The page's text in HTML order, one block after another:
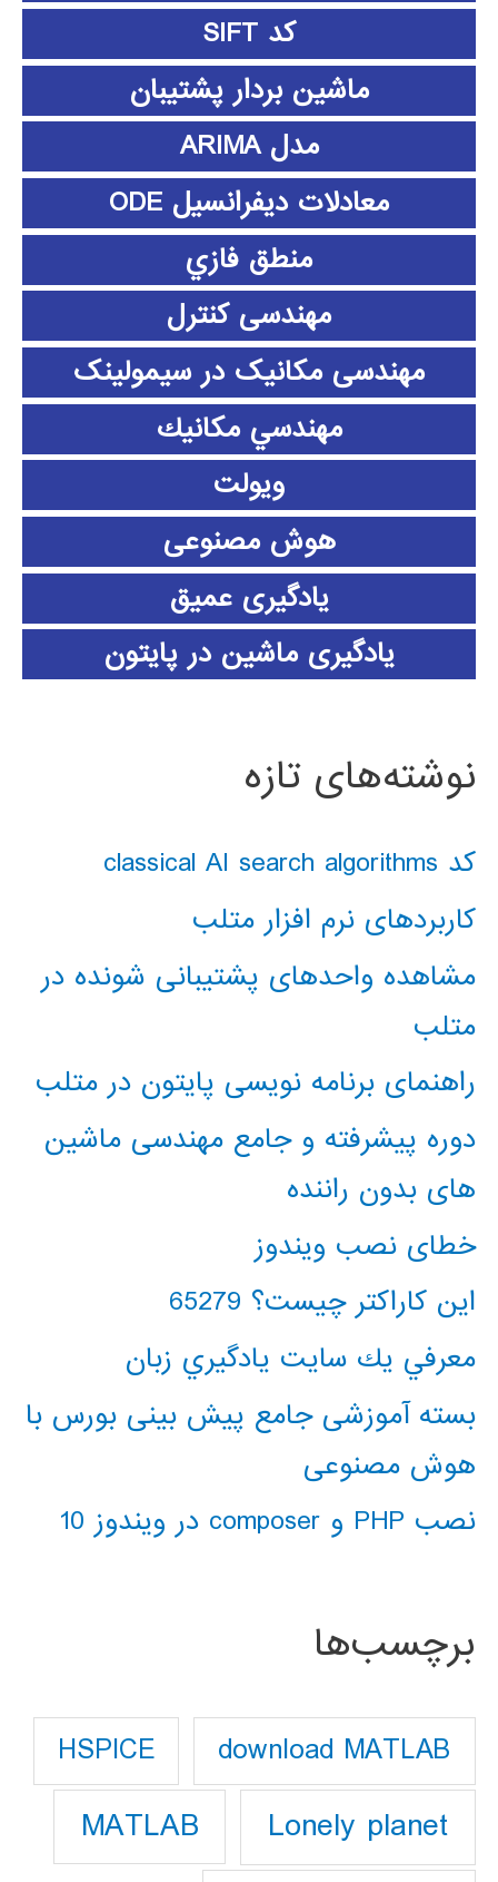
کد SIFT
ماشین بردار پشتیبان
مدل ARIMA
معادلات دیفرانسیل ODE
منطق فازي
مهندسی کنترل
مهندسی مکانیک در سیمولینک
مهندسي مكانيك
ویولت
هوش مصنوعی
یادگیری عمیق
یادگیری ماشین در پایتون
نوشته‌های تازه
کد classical AI search algorithms
کاربردهای نرم افزار متلب
مشاهده واحدهای پشتیبانی شونده در
متلب
راهنمای برنامه نویسی پایتون در متلب
دوره پیشرفته و جامع مهندسی ماشین
های بدون راننده
خطای نصب ویندوز
این کاراکتر چیست؟ 65279
معرفي يك سايت يادگيري زبان
بسته آموزشی جامع پیش بینی بورس با
هوش مصنوعی
نصب PHP و composer در ویندوز 10
برچسب‌ها
download MATLAB
HSPICE
Lonely planet
MATLAB